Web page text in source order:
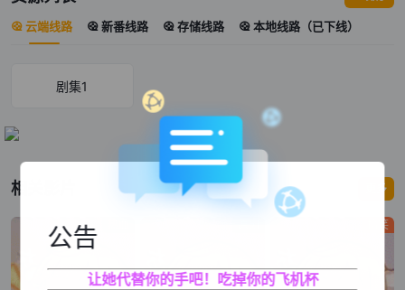
云端线路 新番线路 存储线路 本地线路（已下线）
剧集1
相关影片 更多
搞笑
公告
让她代替你的手吧！吃掉你的飞机杯